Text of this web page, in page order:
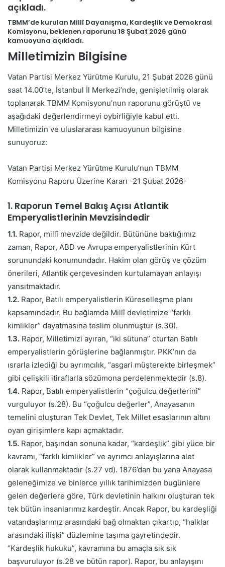
açıkladı.
TBMM’de kurulan Millî Dayanışma, Kardeşlik ve Demokrasi
Komisyonu, beklenen raporunu 18 Şubat 2026 günü
kamuoyuna açıkladı.
Milletimizin Bilgisine
Vatan Partisi Merkez Yürütme Kurulu, 21 Şubat 2026 günü
saat 14.00’te, İstanbul İl Merkezi’nde, genişletilmiş olarak
toplanarak TBMM Komisyonu’nun raporunu görüştü ve
aşağıdaki değerlendirmeyi oybirliğiyle kabul etti.
Milletimizin ve uluslararası kamuoyunun bilgisine
sunuyoruz:
Vatan Partisi Merkez Yürütme Kurulu’nun TBMM
Komisyonu Raporu Üzerine Kararı -21 Şubat 2026-
1. Raporun Temel Bakış Açısı Atlantik
Emperyalistlerinin Mevzisindedir
1.1. Rapor, millî mevzide değildir. Bütününe baktığımız
zaman, Rapor, ABD ve Avrupa emperyalistlerinin Kürt
sorunundaki konumundadır. Hakim olan görüş ve çözüm
önerileri, Atlantik çerçevesinden kurtulamayan anlayışı
yansıtmaktadır.
1.2. Rapor, Batılı emperyalistlerin Küreselleşme planı
kapsamındadır. Bu bağlamda Millî devletimize “farklı
kimlikler” dayatmasına teslim olunmuştur (s.30).
1.3. Rapor, Milletimizi ayıran, “iki sütuna” oturtan Batılı
emperyalistlerin görüşlerine bağlanmıştır. PKK’nın da
ısrarla izlediği bu ayrımcılık, “asgari müşterekte birleşmek”
gibi çelişkili itiraflarla sözümona perdelenmektedir (s.8).
1.4. Rapor, Batılı emperyalistlerin “çoğulcu değerlerini”
vurguluyor (s.28). Bu “çoğulcu değerler”, Anayasanın
temelini oluşturan Tek Devlet, Tek Millet esaslarının altını
oyan girişimlere kapı açmaktadır.
1.5. Rapor, başından sonuna kadar, “kardeşlik” gibi yüce bir
kavramı, “farklı kimlikler” ve ayrımcı anlayışlarına alet
olarak kullanmaktadır (s.27 vd). 1876’dan bu yana Anayasa
geleneğimize ve binlerce yıllık tarihimizden bugünlere
gelen değerlere göre, Türk devletinin halkını oluşturan tek
tek bütün insanlarımız kardeştir. Ancak Rapor, bu kardeşliği
vatandaşlarımız arasındaki bağ olmaktan çıkartıp, “halklar
arasındaki ilişki” düzlemine taşıma gayretindedir.
“Kardeşlik hukuku”, kavramına bu amaçla sık sık
başvuruluyor (s.28 ve bütün rapor). Rapor, bu anlayışını